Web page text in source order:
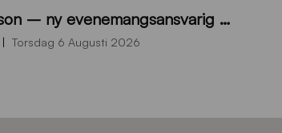
Emilia Janson – ny evenemangsansvarig för Sirius Fotboll
Torsdag 6 Augusti 2026